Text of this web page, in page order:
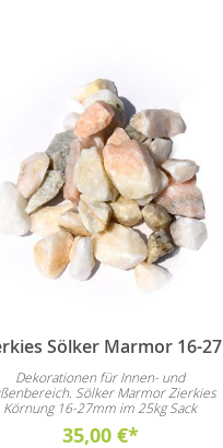
Sölker Marmor 16-27
Dekorationen für Innen- und
Sölker Marmor Zierkies
Körnung 16-27mm im 25kg Sack
35,00 €